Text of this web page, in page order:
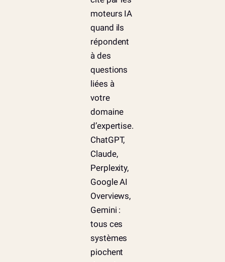
moteurs IA
quand ils
répondent
à des
questions
liées à
votre
domaine
d’expertise.
ChatGPT,
Claude,
Perplexity,
Google AI
Overviews,
Gemini :
tous ces
systèmes
piochent